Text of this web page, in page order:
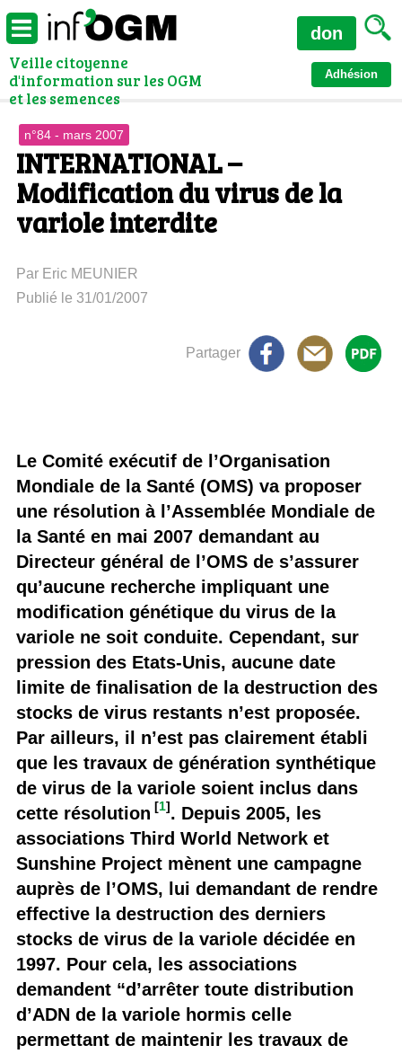
Veille citoyenne
d'information sur les OGM
et les semences
Adhésion
don
n°84 - mars 2007
INTERNATIONAL –
Modification du virus de la
variole interdite
Par Eric MEUNIER
Publié le 31/01/2007
Partager
Le Comité exécutif de l’Organisation
Mondiale de la Santé (OMS) va proposer
une résolution à l’Assemblée Mondiale de
la Santé en mai 2007 demandant au
Directeur général de l’OMS de s’assurer
qu’aucune recherche impliquant une
modification génétique du virus de la
variole ne soit conduite. Cependant, sur
pression des Etats-Unis, aucune date
limite de finalisation de la destruction des
stocks de virus restants n’est proposée.
Par ailleurs, il n’est pas clairement établi
que les travaux de génération synthétique
de virus de la variole soient inclus dans
cette résolution [1]. Depuis 2005, les
associations Third World Network et
Sunshine Project mènent une campagne
auprès de l’OMS, lui demandant de rendre
effective la destruction des derniers
stocks de virus de la variole décidée en
1997. Pour cela, les associations
demandent “d’arrêter toute distribution
d’ADN de la variole hormis celle
permettant de maintenir les travaux de